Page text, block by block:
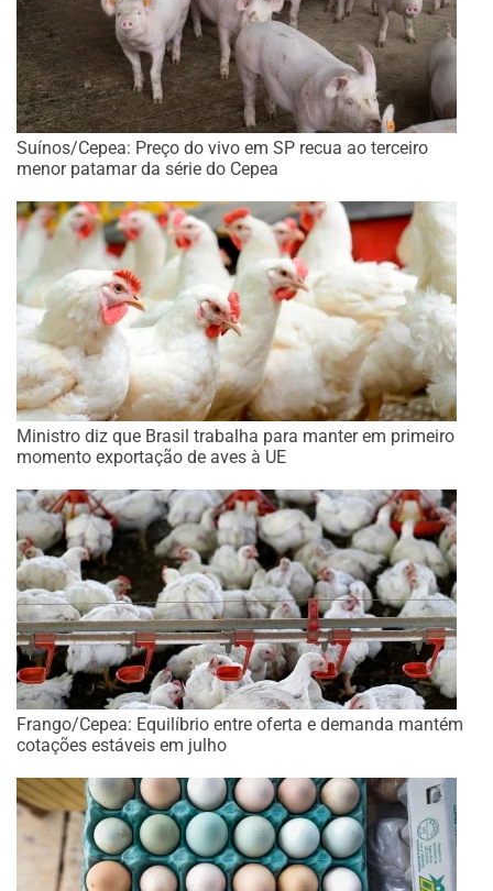
Suínos/Cepea: Preço do vivo em SP recua ao terceiro
menor patamar da série do Cepea
Ministro diz que Brasil trabalha para manter em primeiro
momento exportação de aves à UE
Frango/Cepea: Equilíbrio entre oferta e demanda mantém
cotações estáveis em julho